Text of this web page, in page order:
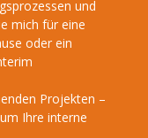
und
mich für eine
oder ein
Projekten –
Ihre interne